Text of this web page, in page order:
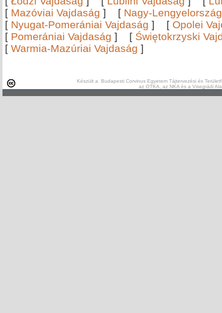
[ Mazóviai Vajdaság ] [ Nagy-
[ Nyugat-Pomerániai Vajdaság ] [ Opolei
[ Pomerániai Vajdaság ] [ Świętokrzyski
[ Warmia-Mazúriai Vajdaság ]
Készült a Budapesti Corvinus Egyetem Tájtervezési és
az OTKA, az NKA és a Visegrádi